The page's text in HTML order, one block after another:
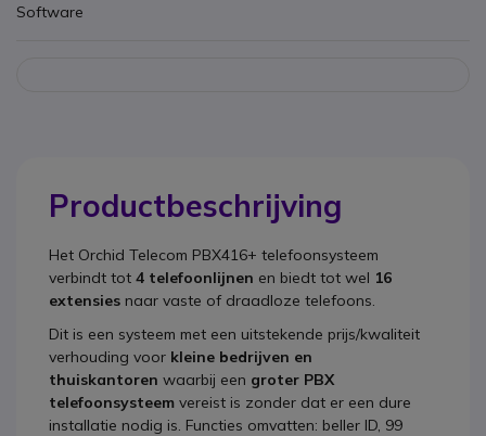
Software
Productbeschrijving
Het Orchid Telecom PBX416+ telefoonsysteem
verbindt tot 4 telefoonlijnen en biedt tot wel 16
extensies naar vaste of draadloze telefoons.
Dit is een systeem met een uitstekende prijs/kwaliteit
verhouding voor kleine bedrijven en
thuiskantoren waarbij een groter PBX
telefoonsysteem vereist is zonder dat er een dure
installatie nodig is. Functies omvatten: beller ID, 99